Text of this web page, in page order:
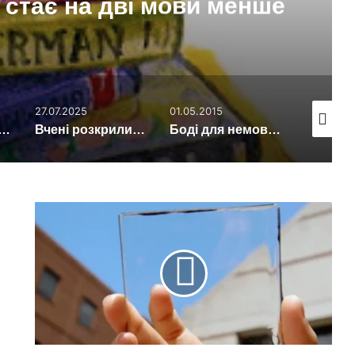
стає на дві мови менше
робить нас щасливішими
27.07.2025
Вчені розкрили, чому з віком з’являються зморшки
01.05.2015
Боді для немовлят буде відслідковувати дихання і серцебиття під час сну
07.05.2015
найефективніші
матеріали
прозорих
сонячних
концентраторів